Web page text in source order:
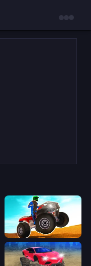
ATV Ultimate Offroad